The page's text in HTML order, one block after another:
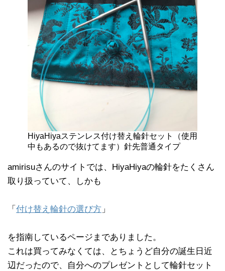
HiyaHiyaステンレス付け替え輪針セット（使用
中もあるので抜けてます）針先普通タイプ
amirisuさんのサイトでは、HiyaHiyaの輪針をたくさん
取り扱っていて、しかも
「 付け替え輪針の選び方 」
を指南しているページまでありました。
これは買ってみなくては、とちょうど自分の誕生日近
辺だったので、自分へのプレゼントとして輪針セット